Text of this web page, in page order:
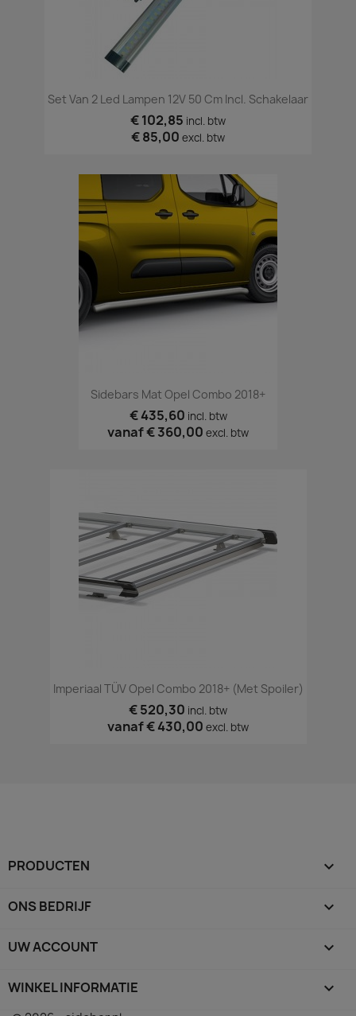
Set Van 2 Led Lampen 12V 50 Cm Incl. Schakelaar
€ 102,85 incl. btw
€ 85,00 excl. btw
Sidebars Mat Opel Combo 2018+
€ 435,60 incl. btw
vanaf€ 360,00 excl. btw
Imperiaal TÜV Opel Combo 2018+ (met Spoiler)
€ 520,30 incl. btw
vanaf€ 430,00 excl. btw
PRODUCTEN 
ONS BEDRIJF 
UW ACCOUNT 
WINKEL INFORMATIE keyboard_arrow_down